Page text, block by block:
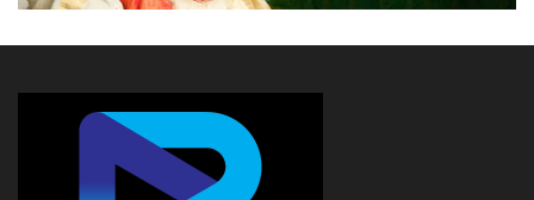
അന്താരാഷ്ട്ര സ്കോളിയോസിസ് അവബോധ മാസമായ
ജൂണിൽതന്നെയാണ് ഇത്തരമൊരു നേട്ടം കൈവരിച്ചത്,
ഡോ. ആർ കൃഷ്ണകുമാർ, മാനേജിങ് ഡയറക്ടർ
ഡോ.പി.വി. ലൂയിസ്, ഫിനാൻസ് ഡയറക്ടർ പി.വി.